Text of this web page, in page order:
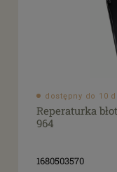
dostępny do 10
Reperaturka
964
1680503570